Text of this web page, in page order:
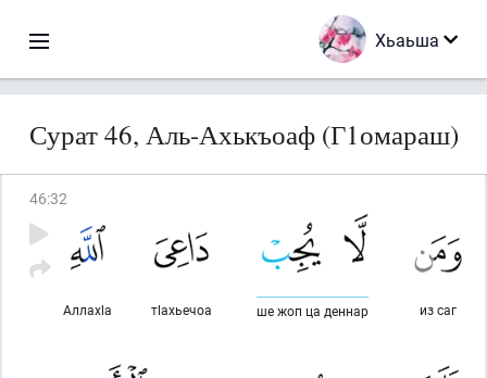
Хьаьша
Сурат 46, Аль-Ахькъоаф (Г1омараш)
46:32
из саг
ше жоп ца деннар
тlахьечоа
Аллахlа